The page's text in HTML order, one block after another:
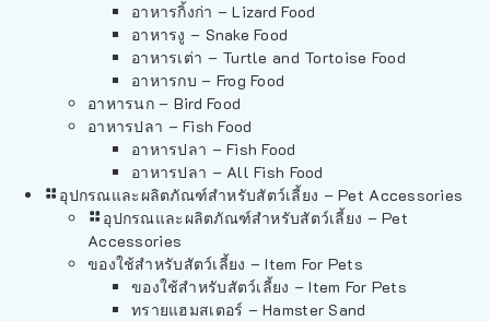
อาหารกิ้งก่า – Lizard Food
อาหารงู – Snake Food
อาหารเต่า – Turtle and Tortoise Food
อาหารกบ – Frog Food
อาหารนก – Bird Food
อาหารปลา – Fish Food
อาหารปลา – Fish Food
อาหารปลา – All Fish Food
อุปกรณและผลิตภัณฑ์สำหรับสัตว์เลี้ยง – Pet Accessories
อุปกรณและผลิตภัณฑ์สำหรับสัตว์เลี้ยง – Pet
Accessories
ของใช้สำหรับสัตว์เลี้ยง – Item For Pets
ของใช้สำหรับสัตว์เลี้ยง – Item For Pets
ทรายแฮมสเตอร์ – Hamster Sand